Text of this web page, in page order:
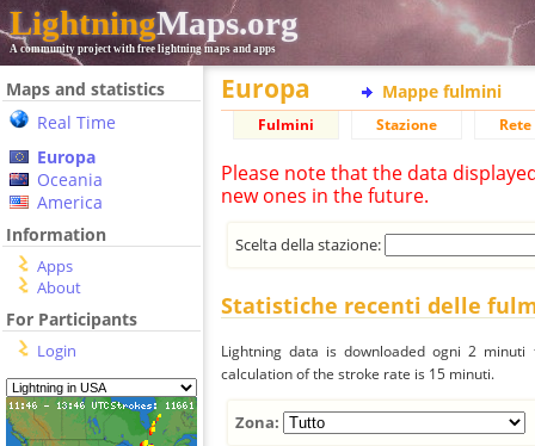
LightningMaps.org
A community project with free lightning maps and apps
Maps and statistics
Real Time
Europa
Oceania
America
Information
Apps
About
For Participants
Login
Europa Mappe fulmini
Fulmini Stazione
Please note that the data
new ones in the future.
Scelta della stazione:
Statistiche recenti delle
Lightning data is downloaded ogni 2
calculation of the stroke rate is 15 minuti.
Zona: